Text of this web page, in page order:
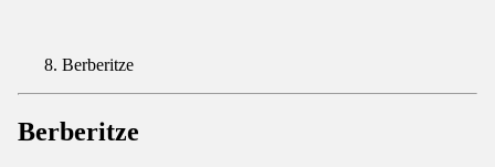
Berberitze
Berberitze